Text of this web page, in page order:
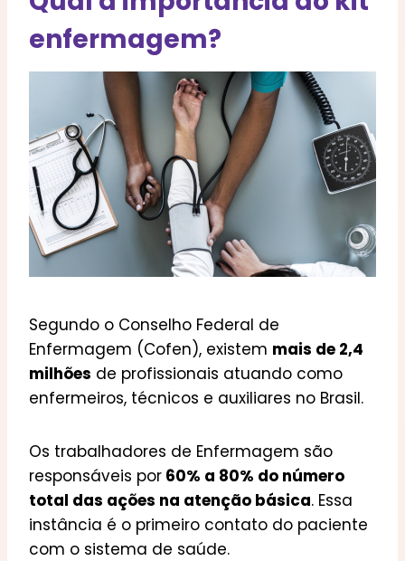
enfermagem?
Segundo o Conselho Federal de
Enfermagem (Cofen), existem mais de 2,4
milhões de profissionais atuando como
enfermeiros, técnicos e auxiliares no Brasil.
Os trabalhadores de Enfermagem são
responsáveis por 60% a 80% do número
total das ações na atenção básica. Essa
instância é o primeiro contato do paciente
com o sistema de saúde.